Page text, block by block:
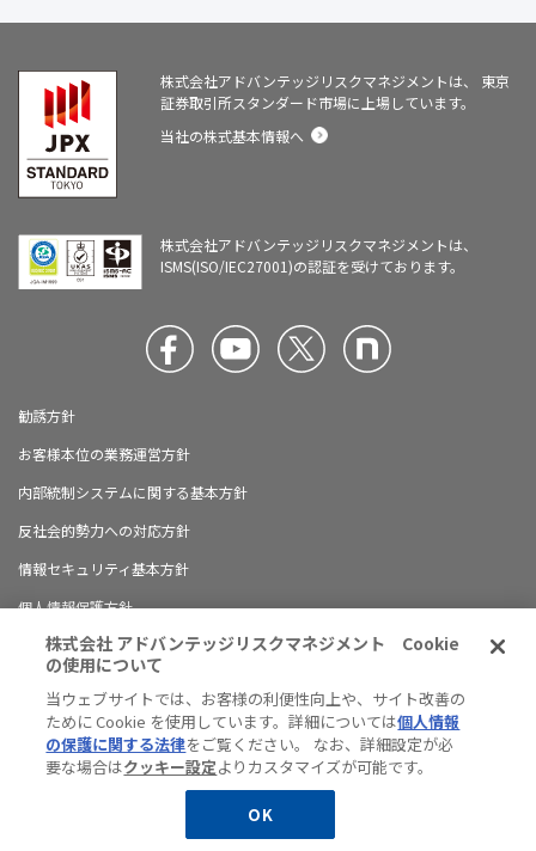
株式会社アドバンテッジリスクマネジメントは、
東京
証券取引所スタンダード市場に上場しています。
当社の株式基本情報へ
株式会社アドバンテッジリスクマネジメントは、
ISMS(ISO/IEC27001)の認証を受けております。
勧誘方針
お客様本位の業務運営方針
内部統制システムに関する基本方針
反社会的勢力への対応方針
情報セキュリティ基本方針
個人情報保護方針
ブランドガイドライン
ハラスメント防止の対応方針
サイトマップ
JP
EN
© Advantage Risk Management Co., Ltd.
株式会社 アドバンテッジリスクマネジメント Cookie
の使用について
当ウェブサイトでは、お客様の利便性向上や、サイト改善の
ために Cookie を使用しています。詳細については個人情報
の保護に関する法律をご覧ください。 なお、詳細設定が必
要な場合はクッキー設定よりカスタマイズが可能です。
OK